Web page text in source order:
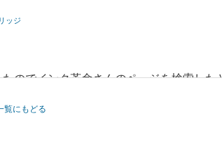
ッジ
のでインク革命さんのページを検索し